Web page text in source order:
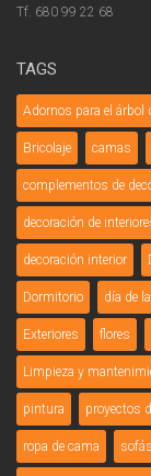
Tf. 680 99 22 68
TAGS
Adornos para el árbol
Bricolaje camas
complementos de
decoración de
decoración interior
Dormitorio día de
Exteriores flores
Limpieza y
pintura proyectos
ropa de cama sofás